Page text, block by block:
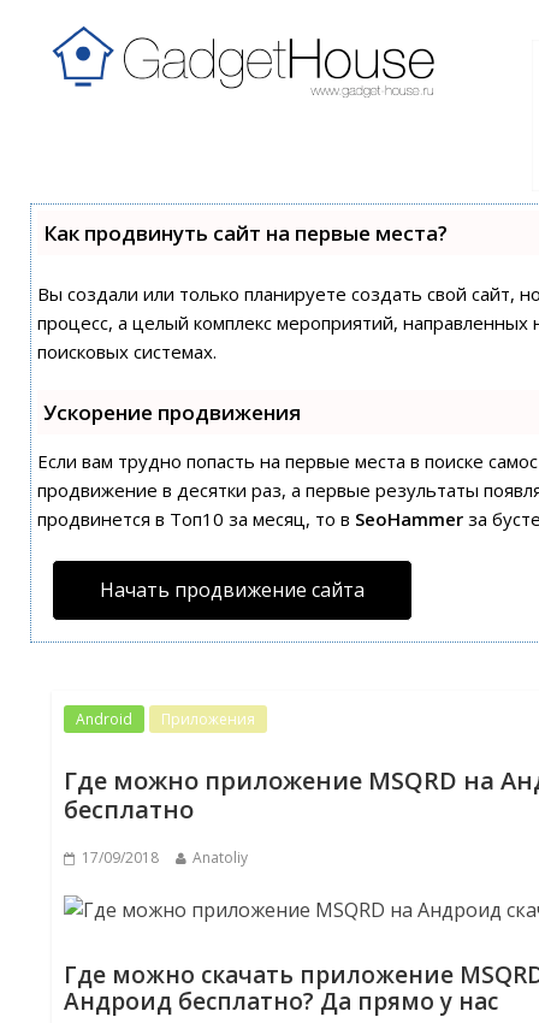
Как продвинуть сайт на первые места?
Вы создали или только планируете создать свой сайт,
процесс, а целый комплекс мероприятий,
поисковых системах.
Ускорение продвижения
Если вам трудно попасть на первые места в поиске
продвижение в десятки раз, а первые результаты
продвинется в Топ10 за месяц, то в SeoHammerза
Начать продвижение сайта
Android Приложения
Где можно приложение MSQRD на
бесплатно
17/09/2018 Anatoliy
Где можно скачать приложение
Андроид бесплатно? Да прямо у нас